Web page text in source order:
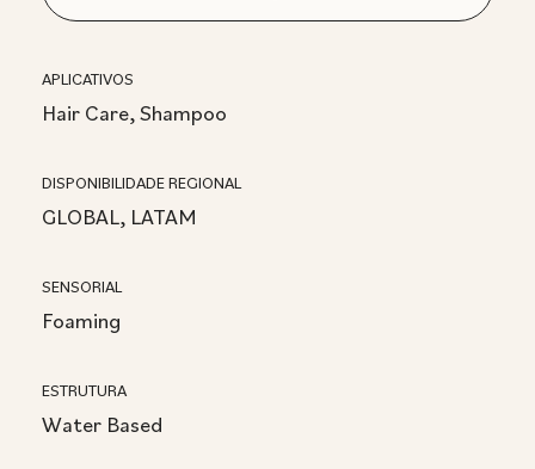
APLICATIVOS
Hair Care, Shampoo
DISPONIBILIDADE REGIONAL
GLOBAL, LATAM
SENSORIAL
Foaming
ESTRUTURA
Water Based